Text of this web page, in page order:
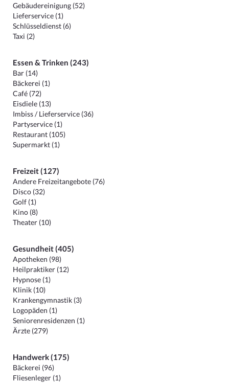
Gebäudereinigung (52)
Lieferservice (1)
Schlüsseldienst (6)
Taxi (2)
Essen & Trinken (243)
Bar (14)
Bäckerei (1)
Café (72)
Eisdiele (13)
Imbiss / Lieferservice (36)
Partyservice (1)
Restaurant (105)
Supermarkt (1)
Freizeit (127)
Andere Freizeitangebote (76)
Disco (32)
Golf (1)
Kino (8)
Theater (10)
Gesundheit (405)
Apotheken (98)
Heilpraktiker (12)
Hypnose (1)
Klinik (10)
Krankengymnastik (3)
Logopäden (1)
Seniorenresidenzen (1)
Ärzte (279)
Handwerk (175)
Bäckerei (96)
Fliesenleger (1)